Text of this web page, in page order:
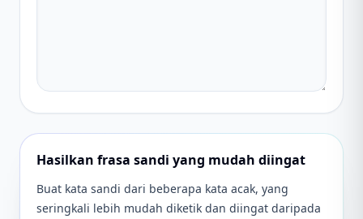
Hasilkan frasa sandi yang mudah diingat
Buat kata sandi dari beberapa kata acak, yang
seringkali lebih mudah diketik dan diingat daripada